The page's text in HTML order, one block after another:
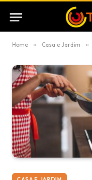
Home » Casa e Jardim »